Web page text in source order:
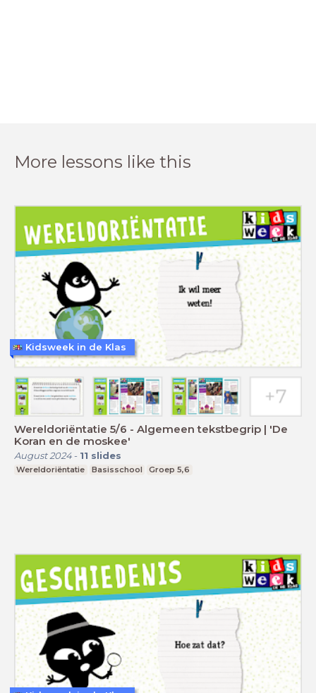
More lessons like this
Wereldoriëntatie 5/6 - Algemeen tekstbegrip | 'De
Koran en de moskee'
August 2024- 11 slides
Wereldoriëntatie Basisschool Groep 5,6
Kidsweek in de Klas